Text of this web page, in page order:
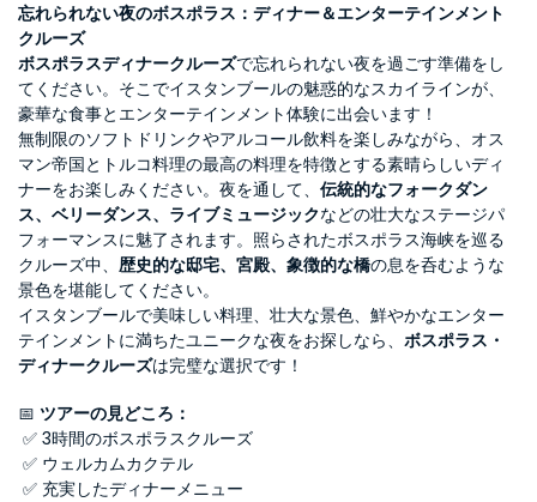
忘れられない夜のボスポラス：ディナー＆エンターテインメント
クルーズ
ボスポラスディナークルーズで忘れられない夜を過ごす準備をし
てください。そこでイスタンブールの魅惑的なスカイラインが、
豪華な食事とエンターテインメント体験に出会います！
無制限のソフトドリンクやアルコール飲料を楽しみながら、オス
マン帝国とトルコ料理の最高の料理を特徴とする素晴らしいディ
ナーをお楽しみください。夜を通して、 伝統的なフォークダン
ス、ベリーダンス、ライブミュージックなどの壮大なステージパ
フォーマンスに魅了されます。照らされたボスポラス海峡を巡る
クルーズ中、 歴史的な邸宅、宮殿、象徴的な橋の息を呑むような
景色を堪能してください。
イスタンブールで美味しい料理、壮大な景色、鮮やかなエンター
テインメントに満ちたユニークな夜をお探しなら、 ボスポラス・
ディナークルーズは完璧な選択です！
📅 ツアーの見どころ：
✅ 3時間のボスポラスクルーズ
✅ ウェルカムカクテル
✅ 充実したディナーメニュー